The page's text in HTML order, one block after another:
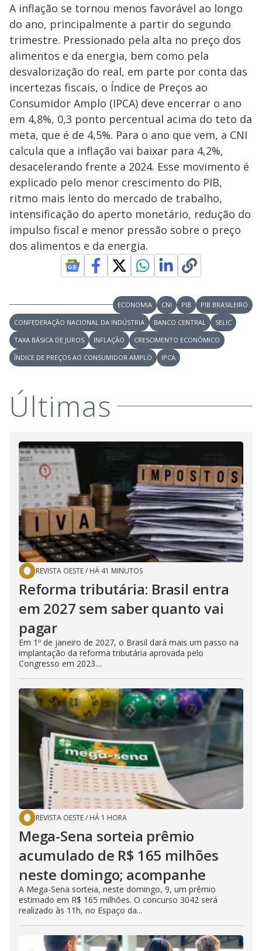
A inflação se tornou menos favorável ao longo
do ano, principalmente a partir do segundo
trimestre. Pressionado pela alta no preço dos
alimentos e da energia, bem como pela
desvalorização do real, em parte por conta das
incertezas fiscais, o Índice de Preços ao
Consumidor Amplo (IPCA) deve encerrar o ano
em 4,8%, 0,3 ponto percentual acima do teto da
meta, que é de 4,5%. Para o ano que vem, a CNI
calcula que a inflação vai baixar para 4,2%,
desacelerando frente a 2024. Esse movimento é
explicado pelo menor crescimento do PIB,
ritmo mais lento do mercado de trabalho,
intensificação do aperto monetário, redução do
impulso fiscal e menor pressão sobre o preço
dos alimentos e da energia.
ECONOMIA CNI PIB
PIB BRASILEIRO
CONFEDERAÇÃO NACIONAL DA INDÚSTRIA
BANCO CENTRAL
SELIC
TAXA BÁSICA DE JUROS
INFLAÇÃO
CRESCIMENTO ECONÔMICO
ÍNDICE DE PREÇOS AO CONSUMIDOR AMPLO
IPCA
Últimas
REVISTA OESTE/ HÁ 41 MINUTOS
Reforma tributária: Brasil entra
em 2027 sem saber quanto vai
pagar
Em 1º de janeiro de 2027, o Brasil dará mais um passo na
implantação da reforma tributária aprovada pelo
Congresso em 2023....
REVISTA OESTE/ HÁ 1 HORA
Mega-Sena sorteia prêmio
acumulado de R$ 165 milhões
neste domingo; acompanhe
A Mega-Sena sorteia, neste domingo, 9, um prêmio
estimado em R$ 165 milhões. O concurso 3042 será
realizado às 11h, no Espaço da...